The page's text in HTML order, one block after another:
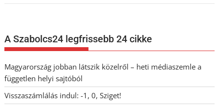
A Szabolcs24 legfrissebb 24 cikke
Magyarország jobban látszik közelről – heti médiaszemle a
független helyi sajtóból
Visszaszámlálás indul: -1, 0, Sziget!